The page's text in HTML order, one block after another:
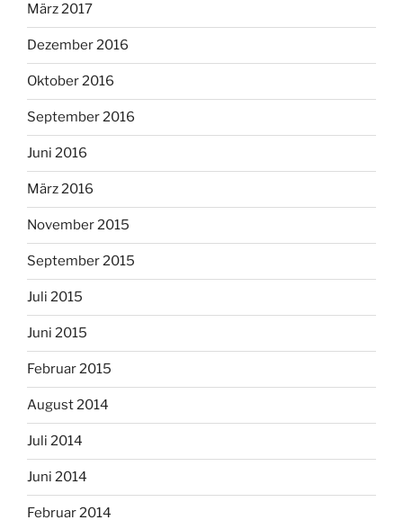
März 2017
Dezember 2016
Oktober 2016
September 2016
Juni 2016
März 2016
November 2015
September 2015
Juli 2015
Juni 2015
Februar 2015
August 2014
Juli 2014
Juni 2014
Februar 2014